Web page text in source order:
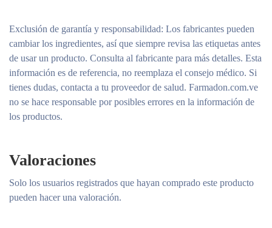
Exclusión de garantía y responsabilidad: Los fabricantes pueden
cambiar los ingredientes, así que siempre revisa las etiquetas antes
de usar un producto. Consulta al fabricante para más detalles. Esta
información es de referencia, no reemplaza el consejo médico. Si
tienes dudas, contacta a tu proveedor de salud. Farmadon.com.ve
no se hace responsable por posibles errores en la información de
los productos.
Valoraciones
Solo los usuarios registrados que hayan comprado este producto
pueden hacer una valoración.